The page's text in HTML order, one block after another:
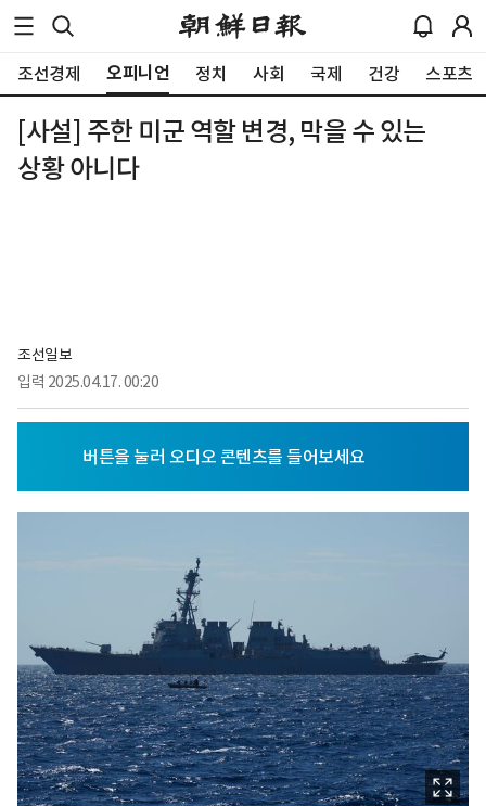
조선경제 오피니언 정치 사회 국제 건강 스포츠
[사설] 주한 미군 역할 변경, 막을 수 있는
상황 아니다
조선일보
입력 2025.04.17. 00:20